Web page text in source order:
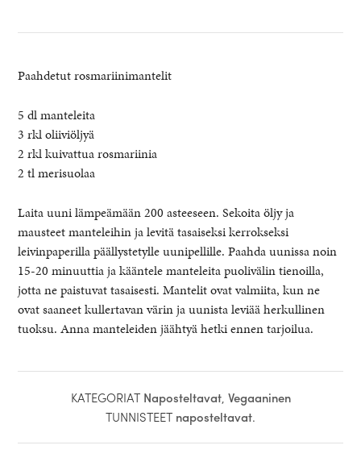
Paahdetut rosmariinimantelit
5 dl manteleita
3 rkl oliiviöljyä
2 rkl kuivattua rosmariinia
2 tl merisuolaa
Laita uuni lämpeämään 200 asteeseen. Sekoita öljy ja
mausteet manteleihin ja levitä tasaiseksi kerrokseksi
leivinpaperilla päällystetylle uunipellille. Paahda uunissa noin
15-20 minuuttia ja kääntele manteleita puolivälin tienoilla,
jotta ne paistuvat tasaisesti. Mantelit ovat valmiita, kun ne
ovat saaneet kullertavan värin ja uunista leviää herkullinen
tuoksu. Anna manteleiden jäähtyä hetki ennen tarjoilua.
KATEGORIAT Naposteltavat, Vegaaninen
TUNNISTEET naposteltavat.